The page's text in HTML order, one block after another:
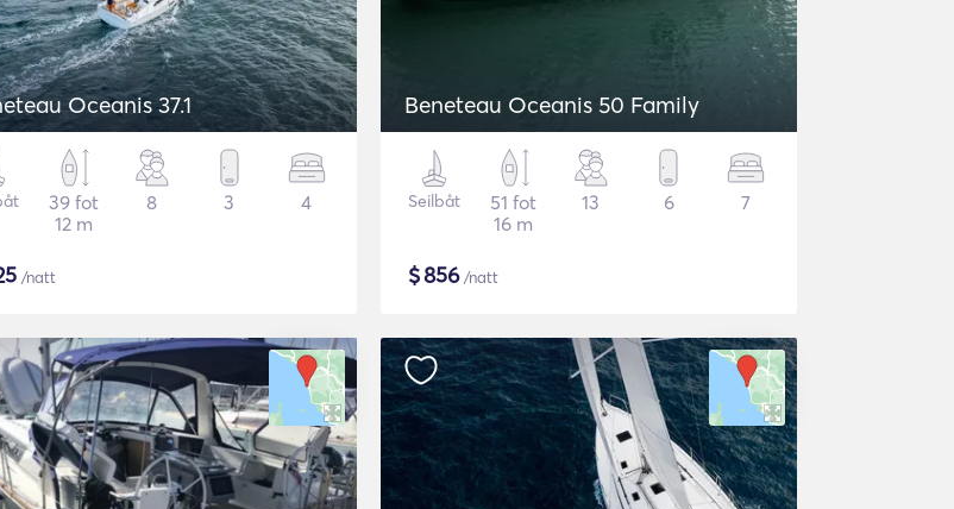
Oceanis 37.1
39 fot
12 m
8 3 4
/natt
Beneteau Oceanis 50 Family
Seilbåt
51 fot
16 m
13 6 7
$856/natt